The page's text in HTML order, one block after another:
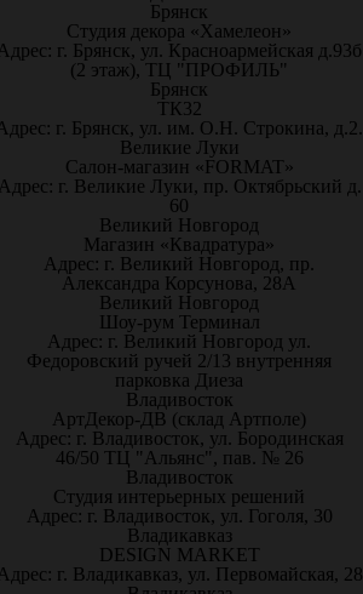
Брянск
Студия декора «Хамелеон»
г. Брянск, ул. Красноармейская д.93б
(2 этаж), ТЦ "ПРОФИЛЬ"
Брянск
ТК32
г. Брянск, ул. им. О.Н. Строкина, д.2.
Великие Луки
Салон-магазин «FORMAT»
г. Великие Луки, пр. Октябрьский д.
60
Великий Новгород
Магазин «Квадратура»
Адрес: г. Великий Новгород, пр.
Александра Корсунова, 28А
Великий Новгород
Шоу-рум Терминал
Адрес: г. Великий Новгород ул.
Федоровский ручей 2/13 внутренняя
парковка Диеза
Владивосток
АртДекор-ДВ (склад Артполе)
Адрес: г. Владивосток, ул. Бородинская
46/50 ТЦ "Альянс", пав. № 26
Владивосток
Студия интерьерных решений
Адрес: г. Владивосток, ул. Гоголя, 30
Владикавказ
DESIGN MARKET
г. Владикавказ, ул. Первомайская, 28